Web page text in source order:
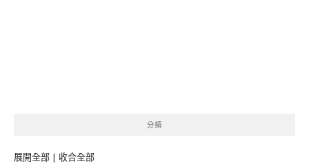
分類
展開全部 | 收合全部